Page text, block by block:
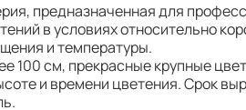
предназначенная для
в условиях относительно
и температуры.
100 см, прекрасные крупные
и времени цветения. Срок